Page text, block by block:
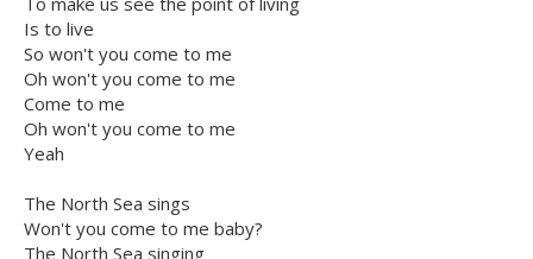
Is to live
So won't you come to me
Oh won't you come to me
Come to me
Oh won't you come to me
Yeah
The North Sea sings
Won't you come to me baby?
The North Sea singing